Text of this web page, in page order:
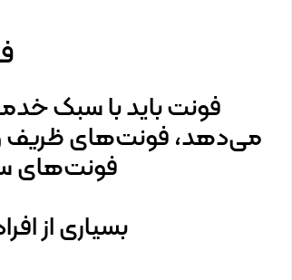
فونت باید با سبک
می‌دهد، فونت‌های ظریف
فونت‌های
بسیاری از